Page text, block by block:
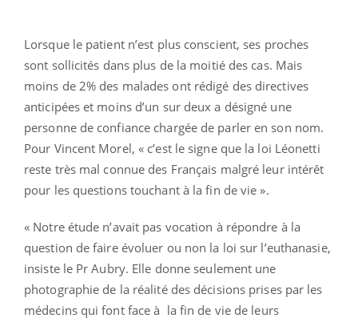
Lorsque le patient n’est plus conscient, ses proches
sont sollicités dans plus de la moitié des cas. Mais
moins de 2% des malades ont rédigé des directives
anticipées et moins d’un sur deux a désigné une
personne de confiance chargée de parler en son nom.
Pour Vincent Morel, « c’est le signe que la loi Léonetti
reste très mal connue des Français malgré leur intérêt
pour les questions touchant à la fin de vie ».
« Notre étude n’avait pas vocation à répondre à la
question de faire évoluer ou non la loi sur l’euthanasie,
insiste le Pr Aubry. Elle donne seulement une
photographie de la réalité des décisions prises par les
médecins qui font face à la fin de vie de leurs